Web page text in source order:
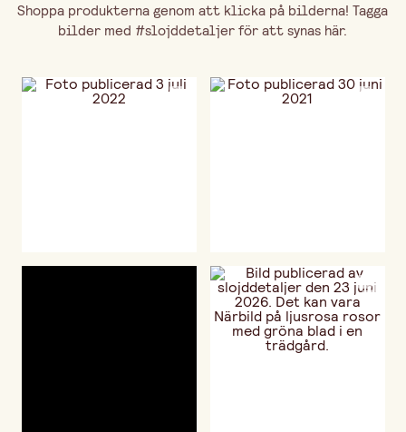
Shoppa produkterna genom att klicka på bilderna! Tagga
bilder med #slojddetaljer för att synas här.